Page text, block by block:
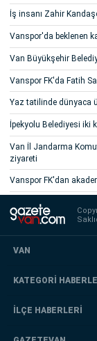
İş insanı Zahir
Vanspor'da beklenen
Van Büyükşehir
Vanspor FK'da Fatih
Yaz tatilinde dünyaca
İpekyolu Belediyesi iki
Van İl Jandarma
ziyareti
Vanspor FK'dan
VAN
KATEGORİ
İLÇE HABERLERİ